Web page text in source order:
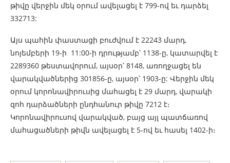
թիվը վերջին մեկ օրում ավելացել է 799-ով եւ դարձել
332713:
Այս պահին փաստացի բուժվում է 22243 մարդ,
նոյեմբերի 19-ի 11:00-ի դրությամբ՝ 1138-ը, կատարվել է
2289360 թեստավորում, այսօր՝ 8148, առողջացել են
վարակվածներից 301856-ը, այսօր՝ 1903-ը: Վերջին մեկ
օրում կորոնավիրուսից մահացել է 29 մարդ, վարակի
զոհ դարձածների ընդհանուր թիվը 7212 է։
Կորոնավիրուսով վարակված, բայց այլ պատճառով
մահացածների թիվն ավելացել է 5-ով եւ հասել 1402-ի։